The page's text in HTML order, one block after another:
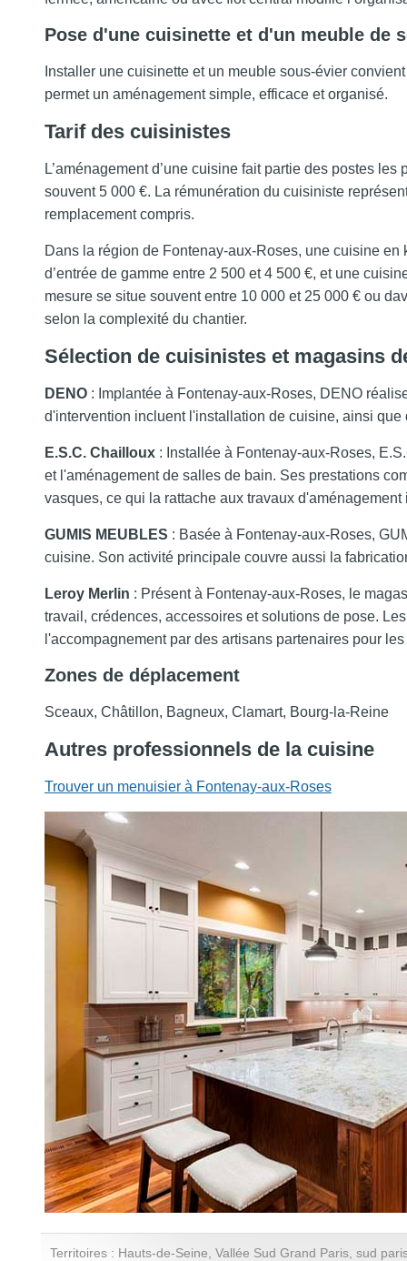
Pose d'une cuisinette et d'un meuble de
Installer une cuisinette et un meuble sous-évier
permet un aménagement simple, efficace et organisé.
Tarif des cuisinistes
L’aménagement d’une cuisine fait partie des postes
souvent 5 000 €. La rémunération du cuisiniste
remplacement compris.
Dans la région de Fontenay-aux-Roses, une cuisine
d’entrée de gamme entre 2 500 et 4 500 €, et une
mesure se situe souvent entre 10 000 et 25 000 € ou
selon la complexité du chantier.
Sélection de cuisinistes et magasins
DENO : Implantée à Fontenay-aux-Roses, DENO
d'intervention incluent l'installation de cuisine, ainsi
E.S.C. Chailloux : Installée à Fontenay-aux-Roses,
et l'aménagement de salles de bain. Ses prestations
vasques, ce qui la rattache aux travaux
GUMIS MEUBLES : Basée à Fontenay-aux-Roses,
cuisine. Son activité principale couvre aussi la
Leroy Merlin : Présent à Fontenay-aux-Roses, le
travail, crédences, accessoires et solutions de pose.
l'accompagnement par des artisans partenaires pour
Zones de déplacement
Sceaux, Châtillon, Bagneux, Clamart, Bourg-la-Reine
Autres professionnels de la cuisine
Trouver un menuisier à Fontenay-aux-Roses
Territoires : Hauts-de-Seine, Vallée Sud Grand Paris, sud